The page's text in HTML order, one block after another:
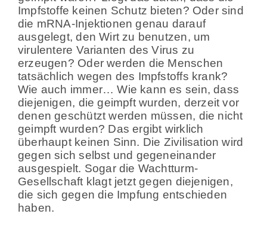
Impfstoffe keinen Schutz bieten? Oder sind
die mRNA-Injektionen genau darauf
ausgelegt, den Wirt zu benutzen, um
virulentere Varianten des Virus zu
erzeugen? Oder werden die Menschen
tatsächlich wegen des Impfstoffs krank?
Wie auch immer… Wie kann es sein, dass
diejenigen, die geimpft wurden, derzeit vor
denen geschützt werden müssen, die nicht
geimpft wurden? Das ergibt wirklich
überhaupt keinen Sinn. Die Zivilisation wird
gegen sich selbst und gegeneinander
ausgespielt. Sogar die Wachtturm-
Gesellschaft klagt jetzt gegen diejenigen,
die sich gegen die Impfung entschieden
haben.